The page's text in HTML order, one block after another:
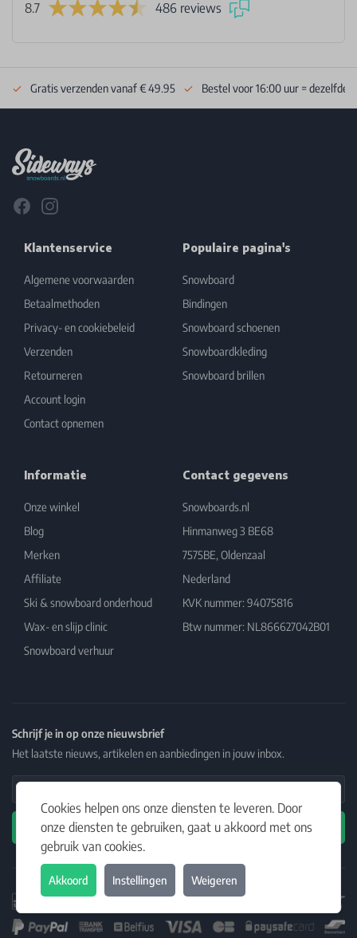
8.7 486 reviews
Cookies helpen ons onze diensten te leveren. Door
onze diensten te gebruiken, gaat u akkoord met ons
gebruik van cookies.
Akkoord Instellingen Weigeren
Gratis verzenden vanaf € 49.95 Bestel voor 16:00 uur = dezelfde
FacebookInstagram
Klantenservice
Algemene voorwaarden
Betaalmethoden
Privacy- en cookiebeleid
Verzenden
Retourneren
Account login
Contact opnemen
Populaire pagina's
Snowboard
Bindingen
Snowboard schoenen
Snowboardkleding
Snowboard brillen
Informatie
Onze winkel
Blog
Merken
Affiliate
Ski & snowboard onderhoud
Wax- en slijp clinic
Snowboard verhuur
Contact gegevens
Snowboards.nl
Hinmanweg 3 BE68
7575BE, Oldenzaal
Nederland
KVK nummer: 94075816
Btw nummer: NL866627042B01
Schrijf je in op onze nieuwsbrief
Het laatste nieuws, artikelen en aanbiedingen in jouw inbox.
Email Address
Abonneren